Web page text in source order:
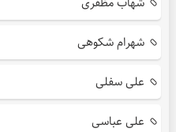
شهرام شکوهی
علی سفلی
علی عباسی